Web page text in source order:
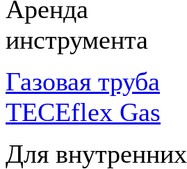
Аренда
инструмента
Газовая труба
TECEflex Gas
Для внутренних